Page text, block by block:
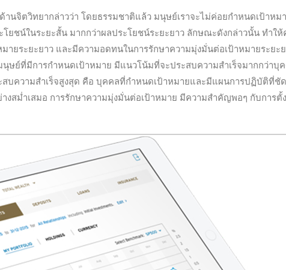
นจิตวิทยากล่าวว่า โดยธรรมชาติแล้ว มนุษย์เราจะไม่ค่อยกำหนดเป้าหม
โยชน์ในระยะสั้น มากกว่าผลประโยชน์ระยะยาว ลักษณะดังกล่าวนั้น ทำใ
ยระยะยาว และมีความอดทนในการรักษาความมุ่งมั่นต่อเป้าหมายระยะ
ษย์ที่มีการกำหนดเป้าหมาย มีแนวโน้มที่จะประสบความสำเร็จมากกว่าบุ
บความสำเร็จสูงสุด คือ บุคคลที่กำหนดเป้าหมายและมีแผนการปฏิบัติที่ชั
งสม่ำเสมอ การรักษาความมุ่งมั่นต่อเป้าหมาย มีความสำคัญพอๆ กับการตั้ง